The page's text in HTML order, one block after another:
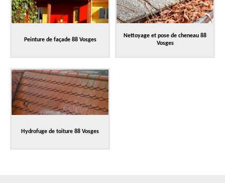
Peinture de façade 88 Vosges
Nettoyage et pose de cheneau 88
Vosges
Hydrofuge de toiture 88 Vosges